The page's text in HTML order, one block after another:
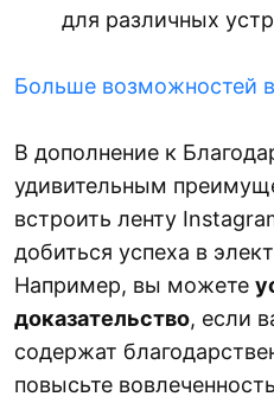
для различных
Больше возможностей
В дополнение к
удивительным
встроить ленту
добиться успеха в
Например, вы можете
доказательство, если
содержат
повысьте